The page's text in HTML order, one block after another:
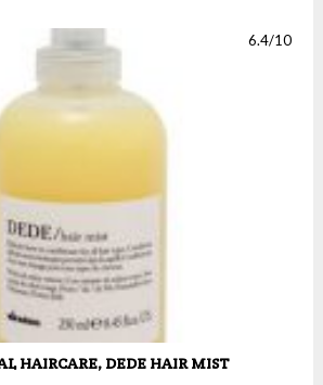
6.4/10
HAIRCARE, DEDE HAIR MIST